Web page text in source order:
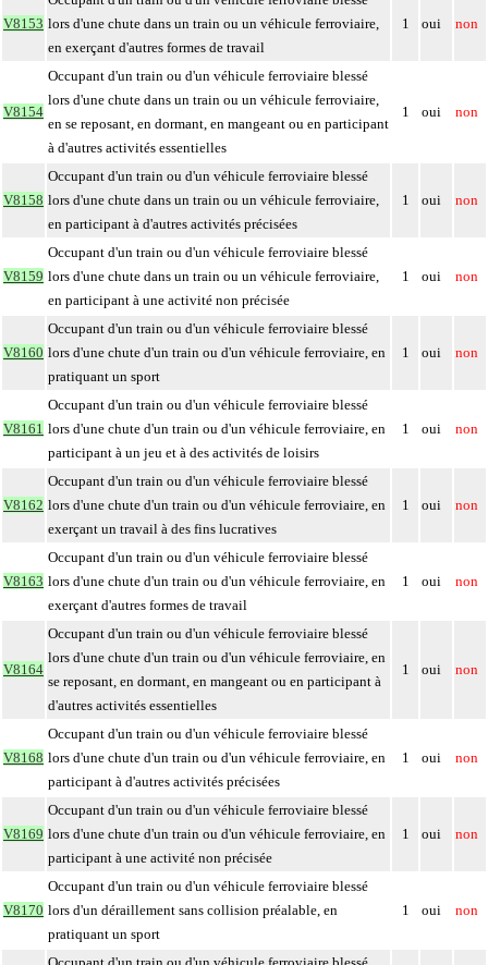
V8153 lors d'une chute dans un train ou un véhicule ferroviaire,
en exerçant d'autres formes de travail
1 oui non
V8154
Occupant d'un train ou d'un véhicule ferroviaire blessé
lors d'une chute dans un train ou un véhicule ferroviaire,
en se reposant, en dormant, en mangeant ou en participant
à d'autres activités essentielles
1 oui non
V8158
Occupant d'un train ou d'un véhicule ferroviaire blessé
lors d'une chute dans un train ou un véhicule ferroviaire,
en participant à d'autres activités précisées
1 oui non
V8159
Occupant d'un train ou d'un véhicule ferroviaire blessé
lors d'une chute dans un train ou un véhicule ferroviaire,
en participant à une activité non précisée
1 oui non
V8160
Occupant d'un train ou d'un véhicule ferroviaire blessé
lors d'une chute d'un train ou d'un véhicule ferroviaire, en
pratiquant un sport
1 oui non
V8161
Occupant d'un train ou d'un véhicule ferroviaire blessé
lors d'une chute d'un train ou d'un véhicule ferroviaire, en
participant à un jeu et à des activités de loisirs
1 oui non
V8162
Occupant d'un train ou d'un véhicule ferroviaire blessé
lors d'une chute d'un train ou d'un véhicule ferroviaire, en
exerçant un travail à des fins lucratives
1 oui non
V8163
Occupant d'un train ou d'un véhicule ferroviaire blessé
lors d'une chute d'un train ou d'un véhicule ferroviaire, en
exerçant d'autres formes de travail
1 oui non
V8164
Occupant d'un train ou d'un véhicule ferroviaire blessé
lors d'une chute d'un train ou d'un véhicule ferroviaire, en
se reposant, en dormant, en mangeant ou en participant à
d'autres activités essentielles
1 oui non
V8168
Occupant d'un train ou d'un véhicule ferroviaire blessé
lors d'une chute d'un train ou d'un véhicule ferroviaire, en
participant à d'autres activités précisées
1 oui non
V8169
Occupant d'un train ou d'un véhicule ferroviaire blessé
lors d'une chute d'un train ou d'un véhicule ferroviaire, en
participant à une activité non précisée
1 oui non
V8170
Occupant d'un train ou d'un véhicule ferroviaire blessé
lors d'un déraillement sans collision préalable, en
pratiquant un sport
1 oui non